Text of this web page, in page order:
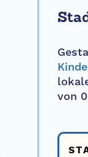
von